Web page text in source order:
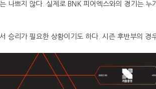
나쁘지 않다. 실제로 BNK 피어엑스와의 경기는 누
승리가 필요한 상황이기도 하다. 시즌 후반부의 경